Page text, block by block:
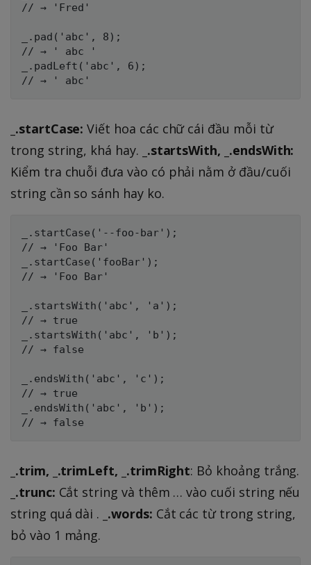
// → 'Fred'
_.pad('abc', 8);
// → ' abc '
_.padLeft('abc', 6);
_.startCase: Viết hoa các chữ cái đầu mỗi từ
trong string, khá hay. _.startsWith, _.endsWith:
Kiểm tra chuỗi đưa vào có phải nằm ở đầu/cuối
string cần so sánh hay ko.
_.startCase('--foo-bar');
// → 'Foo Bar'
_.startCase('fooBar');
// → 'Foo Bar'
_.startsWith('abc', 'a');
// → true
_.startsWith('abc', 'b');
// → false
_.endsWith('abc', 'c');
// → true
_.endsWith('abc', 'b');
_.trim, _.trimLeft, _.trimRight: Bỏ khoảng trắng.
_.trunc: Cắt string và thêm … vào cuối string nếu
string quá dài . _.words: Cắt các từ trong string,
bỏ vào 1 mảng.